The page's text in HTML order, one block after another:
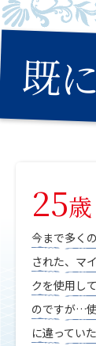
既
25歳
今まで多く
された、マ
クを使用し
のですが…
に違ってい